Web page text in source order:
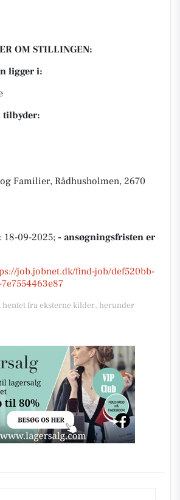
OM STILLINGEN:
ligger i:
tilbyder:
Familier, Rådhusholmen, 2670
18-09-2025; - ansøgningsfristen er
job.jobnet.dk/find-job/def520bb-
hentet fra eksterne kilder, herunder